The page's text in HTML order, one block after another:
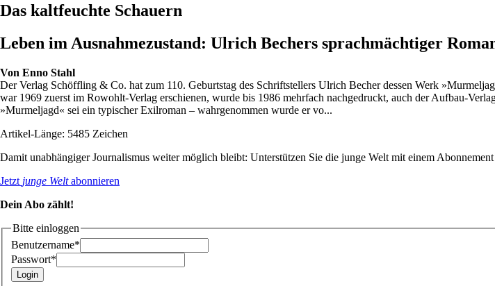
Das kaltfeuchte Schauern
Leben im Ausnahmezustand: Ulrich Bechers sprachmächtiger
Von Enno Stahl
Der Verlag Schöffling & Co. hat zum 110. Geburtstag des Schriftstellers Ulrich Becher dessen Werk
war 1969 zuerst im Rowohlt-Verlag erschienen, wurde bis 1986 mehrfach nachgedruckt, auch der Aufbau-
»Murmeljagd« sei ein typischer Exilroman – wahrgenommen wurde er vo...
Artikel-Länge: 5485 Zeichen
Damit unabhängiger Journalismus weiter möglich bleibt: Unterstützen Sie die junge Welt mit einem
Jetzt junge Weltabonnieren
Dein Abo zählt!
Bitte einloggen
Benutzername*
Passwort*